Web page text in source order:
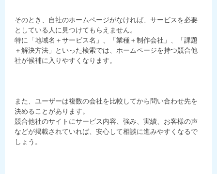
そのとき、自社のホームページがなければ、サービスを必要
としている人に見つけてもらえません。
特に「地域名＋サービス名」、「業種＋制作会社」、「課題
＋解決方法」といった検索では、ホームページを持つ競合他
社が候補に入りやすくなります。
また、ユーザーは複数の会社を比較してから問い合わせ先を
決めることがあります。
競合他社のサイトにサービス内容、強み、実績、お客様の声
などが掲載されていれば、安心して相談に進みやすくなるで
しょう。